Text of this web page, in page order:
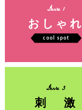
Genre 1
おしゃれ
cool spot
Genre 3
刺 激